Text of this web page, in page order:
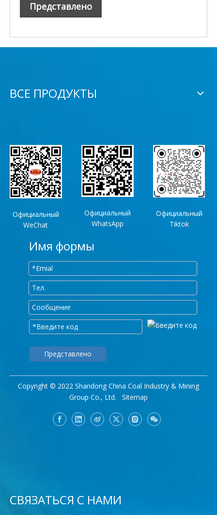
Представлено
ВСЕ ПРОДУКТЫ
Официальный
WeChat
Официальный
WhatsApp
Официальный
Tiktok
Имя формы
Представлено
Copyright © 2022 Shandong China Coal Industry & Mining
Group Co., Ltd. Sitemap
СВЯЗАТЬСЯ С НАМИ